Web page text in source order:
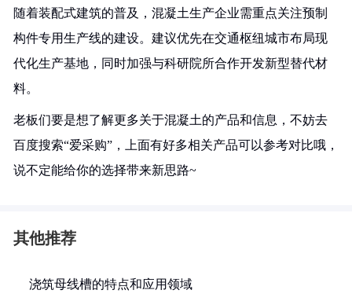
随着装配式建筑的普及，混凝土生产企业需重点关注预制
构件专用生产线的建设。建议优先在交通枢纽城市布局现
代化生产基地，同时加强与科研院所合作开发新型替代材
料。
老板们要是想了解更多关于混凝土的产品和信息，不妨去
百度搜索“爱采购”，上面有好多相关产品可以参考对比哦，
说不定能给你的选择带来新思路~
其他推荐
浇筑母线槽的特点和应用领域